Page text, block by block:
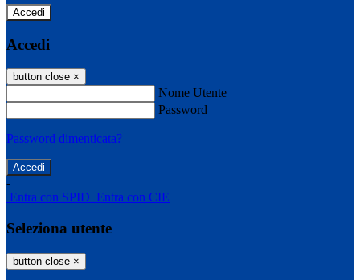
Accedi
Accedi
button close ×
Nome Utente
Password
Password dimenticata?
-
Entra con SPID Entra con CIE
Seleziona utente
button close ×